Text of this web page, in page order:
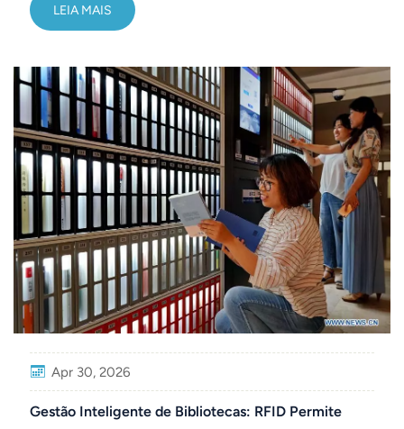
LEIA MAIS
Apr 30, 2026
Gestão Inteligente de Bibliotecas: RFID Permite